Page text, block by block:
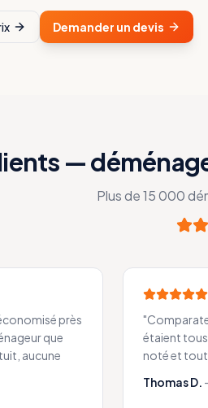
Demander un devis
—
Plus de 15 000
près
que
aucune
"
étaient tous
noté et tout
Thomas D.